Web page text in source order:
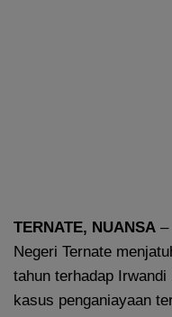
TERNATE, NUANSA –
Negeri Ternate
tahun terhadap
kasus penganiayaan